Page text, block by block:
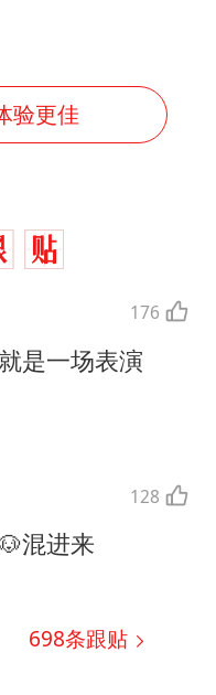
验更佳
176
是一场表演
128
混进来
698条跟贴